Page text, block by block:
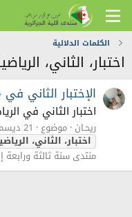
الكلمات الدلالية
اختبار، الثاني،
الإختبار الثاني
اختبار الثاني في
ريحـان موضوع 21 ديسمبر 2016
اختبار،الثاني،
منتدى سنة ثالثة ورابعة